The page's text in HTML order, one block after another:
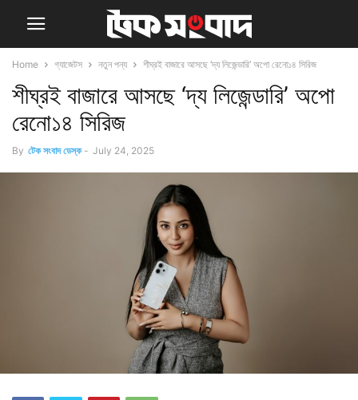
Home গ্যাজেটস নতুন পন্য শীঘ্রই বাজারে আসছে ‘দ্য লিজেন্ডারি’ অপো রেনো১৪ সিরিজ
শীঘ্রই বাজারে আসছে ‘দ্য লিজেন্ডারি’ অপো
রেনো১৪ সিরিজ
By টেক সংবাদ ডেস্ক - July 24, 2025